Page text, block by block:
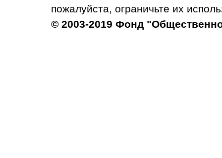
пожалуйста, ограничьте их
© 2003-2019 Фонд